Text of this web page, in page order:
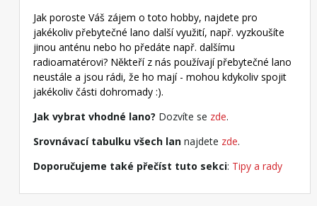
Jak poroste Váš zájem o toto hobby, najdete pro
jakékoliv přebytečné lano další využití, např. vyzkoušíte
jinou anténu nebo ho předáte např. dalšímu
radioamatérovi? Někteří z nás používají přebytečné lano
neustále a jsou rádi, že ho mají - mohou kdykoliv spojit
jakékoliv části dohromady :).
Jak vybrat vhodné lano? Dozvíte se zde.
Srovnávací tabulku všech lan najdete zde.
Doporučujeme také přečíst tuto sekci: Tipy a rady